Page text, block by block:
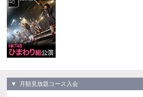
▼ 月額見放題コース入会